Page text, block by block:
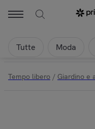
Tutte Moda
Tempo libero / Giardino e